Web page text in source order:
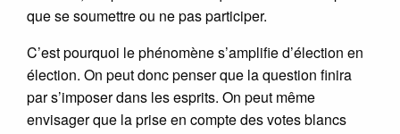
que se soumettre ou ne pas participer.
C’est pourquoi le phénomène s’amplifie d’élection en
élection. On peut donc penser que la question finira
par s’imposer dans les esprits. On peut même
envisager que la prise en compte des votes blancs